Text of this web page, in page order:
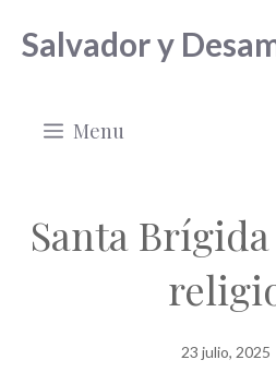
Salvador y
Menu
Santa
23 julio, 2025